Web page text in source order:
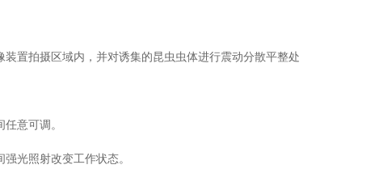
置拍摄区域内，并对诱集的昆虫虫体进行震动分散平整处
意可调。
光照射改变工作状态。